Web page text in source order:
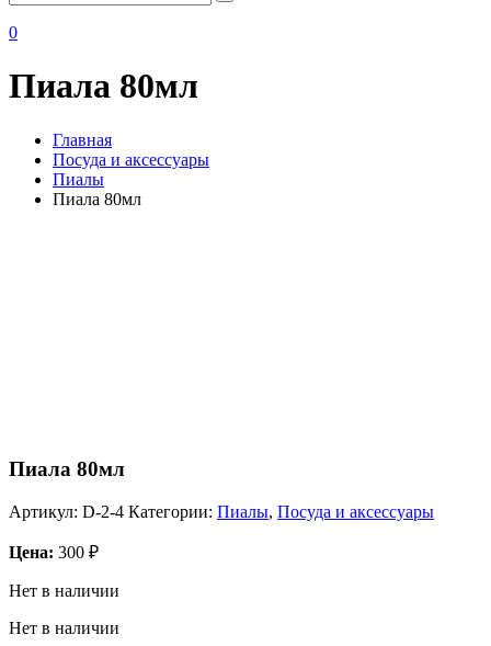
0
Пиала 80мл
Главная
Посуда и аксессуары
Пиалы
Пиала 80мл
Пиала 80мл
Артикул: D-2-4 Категории: Пиалы, Посуда и аксессуары
Цена: 300 ₽
Нет в наличии
Нет в наличии